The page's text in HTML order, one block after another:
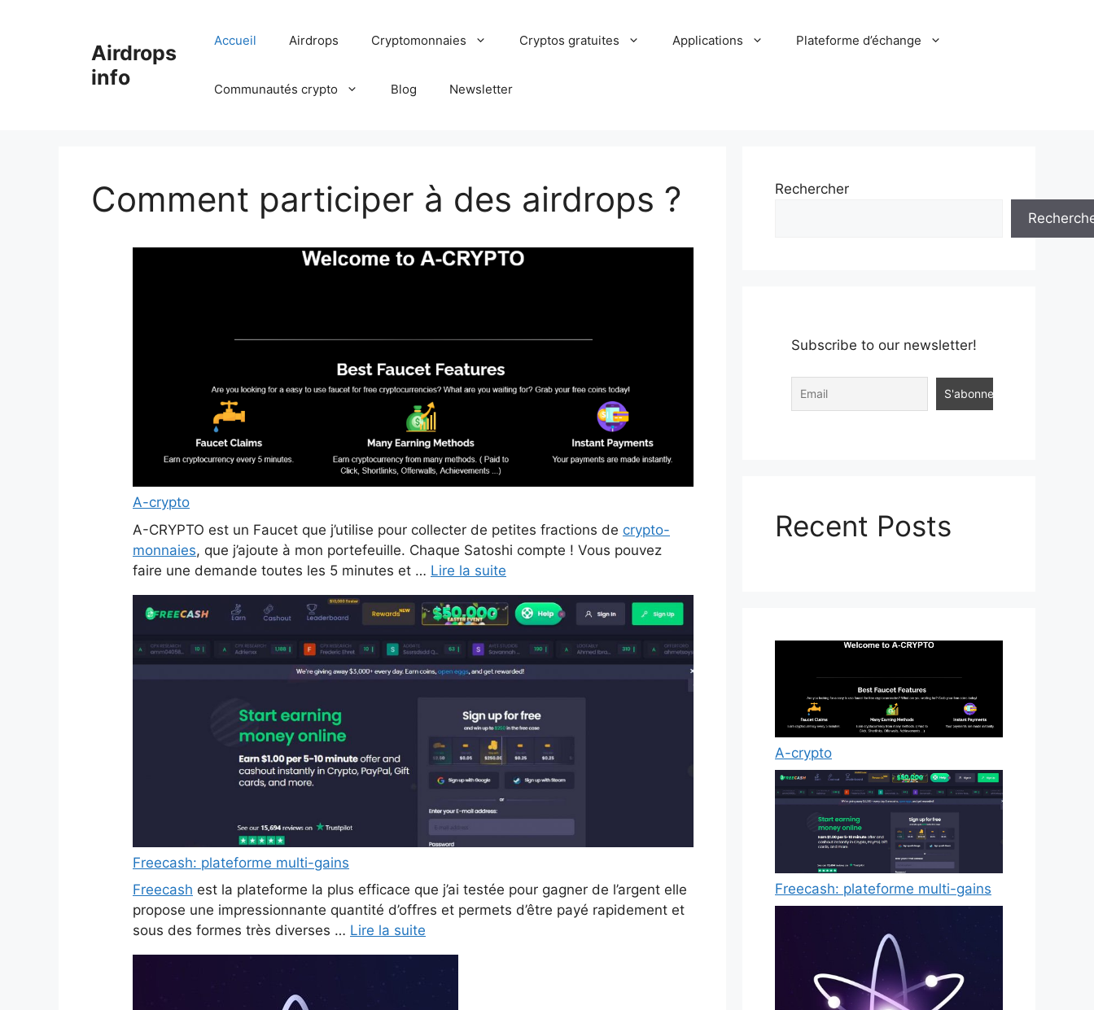
Airdrops
info
Accueil Airdrops Cryptomonnaies Cryptos gratuites Applications Plateforme d’échange
Communautés crypto Blog Newsletter
Comment participer à des airdrops ?
A-crypto
A-CRYPTO est un Faucet que j’utilise pour collecter de petites fractions de crypto-
monnaies, que j’ajoute à mon portefeuille. Chaque Satoshi compte ! Vous pouvez
faire une demande toutes les 5 minutes et … Lire la suite
Freecash: plateforme multi-gains
Freecash est la plateforme la plus efficace que j’ai testée pour gagner de l’argent elle
propose une impressionnante quantité d’offres et permets d’être payé rapidement et
sous des formes très diverses … Lire la suite
Rechercher
Subscribe to our newsletter!
Recent Posts
A-crypto
Freecash: plateforme multi-gains